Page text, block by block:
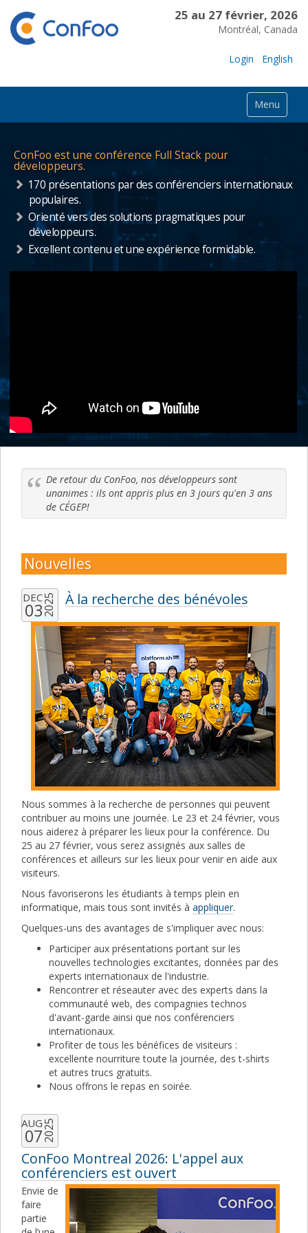
25 au 27 février, 2026
Montréal, Canada
Login English
Menu
ConFoo est une conférence Full Stack pour
développeurs.
170 présentations par des conférenciers internationaux
populaires.
Orienté vers des solutions pragmatiques pour
développeurs.
Excellent contenu et une expérience formidable.
De retour du ConFoo, nos développeurs sont
unanimes : ils ont appris plus en 3 jours qu'en 3 ans
de CÉGEP!
Nouvelles
03
DEC2025 À la recherche des bénévoles
Nous sommes à la recherche de personnes qui peuvent
contribuer au moins une journée. Le 23 et 24 février, vous
nous aiderez à préparer les lieux pour la conférence. Du
25 au 27 février, vous serez assignés aux salles de
conférences et ailleurs sur les lieux pour venir en aide aux
visiteurs.
Nous favoriserons les étudiants à temps plein en
informatique, mais tous sont invités à appliquer.
Quelques-uns des avantages de s'impliquer avec nous:
Participer aux présentations portant sur les
nouvelles technologies excitantes, données par des
experts internationaux de l'industrie.
Rencontrer et réseauter avec des experts dans la
communauté web, des compagnies technos
d'avant-garde ainsi que nos conférenciers
internationaux.
Profiter de tous les bénéfices de visiteurs :
excellente nourriture toute la journée, des t-shirts
et autres trucs gratuits.
Nous offrons le repas en soirée.
07
AUG2025
ConFoo Montreal 2026: L'appel aux
conférenciers est ouvert
Envie de
faire
partie